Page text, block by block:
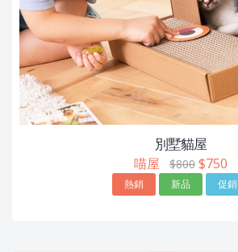
別墅貓屋
喵屋 $800 $750
熱銷 新品 促銷